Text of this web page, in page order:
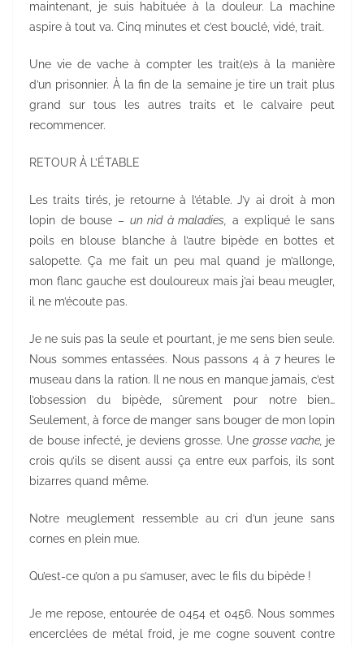
maintenant, je suis habituée à la douleur. La machine
aspire à tout va. Cinq minutes et c’est bouclé, vidé, trait.
Une vie de vache à compter les trait(e)s à la manière
d’un prisonnier. À la fin de la semaine je tire un trait plus
grand sur tous les autres traits et le calvaire peut
recommencer.
RETOUR À L’ÉTABLE
Les traits tirés, je retourne à l’étable. J’y ai droit à mon
lopin de bouse – un nid à maladies,
a expliqué le sans
poils en blouse blanche à l’autre bipède en bottes et
salopette. Ça me fait un peu mal quand je m’allonge,
mon flanc gauche est douloureux mais j’ai beau meugler,
il ne m’écoute pas.
Je ne suis pas la seule et pourtant, je me sens bien seule.
Nous sommes entassées. Nous passons 4 à 7 heures le
museau dans la ration. Il ne nous en manque jamais, c’est
l’obsession du bipède, sûrement pour notre bien…
Seulement, à force de manger sans bouger de mon lopin
de bouse infecté, je deviens grosse. Une grosse vache, je
crois qu’ils se disent aussi ça entre eux parfois, ils sont
bizarres quand même.
Notre meuglement ressemble au cri d’un jeune sans
cornes en plein mue.
Qu’est-ce qu’on a pu s’amuser, avec le fils du bipède !
Je me repose, entourée de 0454 et 0456. Nous sommes
encerclées de métal froid, je me cogne souvent contre